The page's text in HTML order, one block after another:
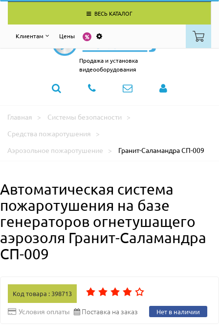
ВЕСЬ КАТАЛОГ
Клиентам Цены
Продажа и установка
видеооборудования
Главная
Системы безопасности
Средства пожаротушения
Аэрозольное пожаротушение
Гранит-Саламандра СП-009
Автоматическая система
пожаротушения на базе
генераторов огнетушащего
аэрозоля Гранит-Саламандра
СП-009
Код товара : 398713
Условия оплаты Поставка на заказ Нет в наличии